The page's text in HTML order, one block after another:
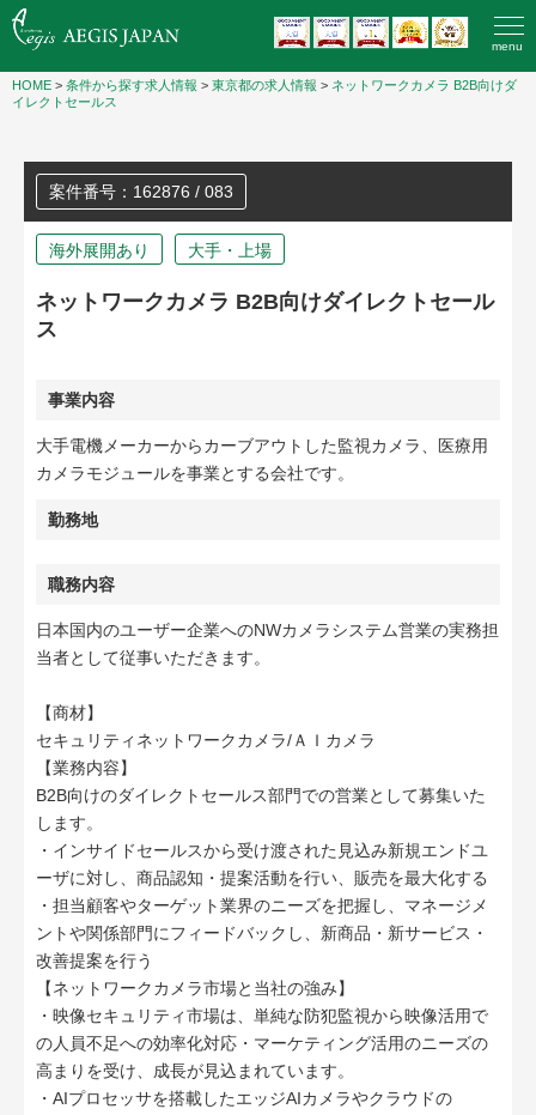
menu
HOME > 条件から探す求人情報 > 東京都の求人情報 > ネットワークカメラ B2B向けダ
イレクトセールス
案件番号：162876 / 083
海外展開あり 大手・上場
ネットワークカメラ B2B向けダイレクトセール
ス
事業内容
大手電機メーカーからカーブアウトした監視カメラ、医療用
カメラモジュールを事業とする会社です。
勤務地
職務内容
日本国内のユーザー企業へのNWカメラシステム営業の実務担
当者として従事いただきます。
【商材】
セキュリティネットワークカメラ/ＡＩカメラ
【業務内容】
B2B向けのダイレクトセールス部門での営業として募集いた
します。
・インサイドセールスから受け渡された見込み新規エンドユ
ーザに対し、商品認知・提案活動を行い、販売を最大化する
・担当顧客やターゲット業界のニーズを把握し、マネージメ
ントや関係部門にフィードバックし、新商品・新サービス・
改善提案を行う
【ネットワークカメラ市場と当社の強み】
・映像セキュリティ市場は、単純な防犯監視から映像活用で
の人員不足への効率化対応・マーケティング活用のニーズの
高まりを受け、成長が見込まれています。
・AIプロセッサを搭載したエッジAIカメラやクラウドの